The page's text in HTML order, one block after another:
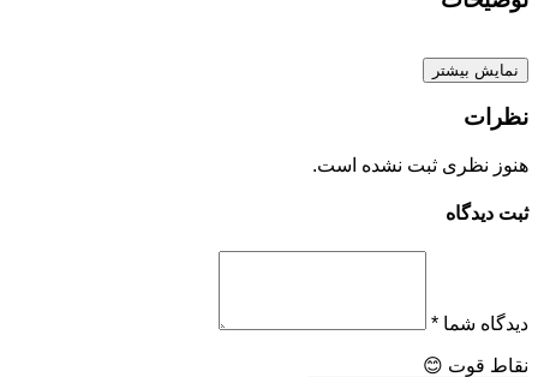
نمایش بیشتر
نظرات
هنوز نظری ثبت نشده است.
ثبت دیدگاه
دیدگاه شما *
نقاط قوت 😊